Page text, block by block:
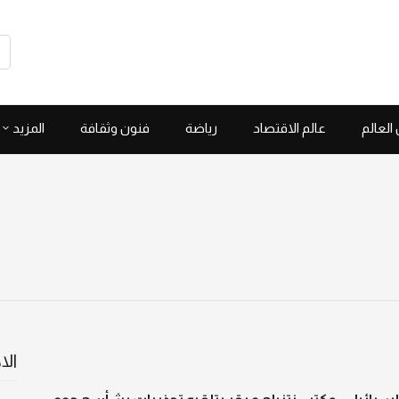
عالم الاقتصاد رياضة فنون وثقافة المزيد